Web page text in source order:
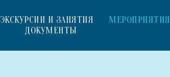
ЭКСКУРСИИ И ЗАНЯТИЯ МЕРОПРИЯТИЯ
ДОКУМЕНТЫ